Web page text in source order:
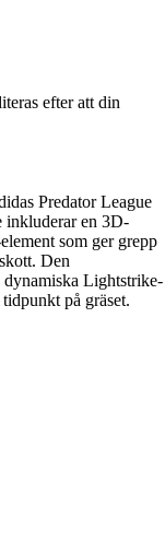
efter att din
Predator League
inkluderar en 3D-
som ger grepp
Den
dynamiska Lightstrike-
på gräset.